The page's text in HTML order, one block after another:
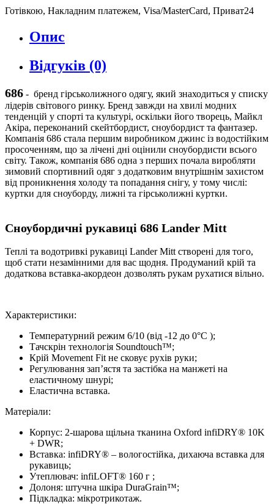
Готівкою, Накладним платежем, Visa/MasterCard, Приват24
Опис
Відгуків (0)
686 - бренд гірськолижного одягу, який знаходиться у списку
лідерів світового ринку. Бренд завжди на хвилі модних
тенденцій у спорті та культурі, оскільки його творець, Майкл
Акіра, переконаний скейтбордист, сноубордист та фантазер.
Компанія 686 стала першим виробником джинс із водостійким
просоченням, що за лічені дні оцінили сноубордисти всього
світу. Також, компанія 686 одна з перших почала виробляти
зимовий спортивний одяг з додатковим внутрішнім захистом
від проникнення холоду та попадання снігу, у тому числі:
куртки для сноуборду, лижні та гірськолижні куртки.
Сноубордичні рукавиці 686 Lander Mitt
Теплі та водотривкі рукавиці Lander Mitt створені для того,
щоб стати незамінними для вас щодня. Продуманий крій та
додаткова вставка-акордеон дозволять рукам рухатися вільно.
Характеристики:
Температурний режим 6/10 (від -12 до 0°C );
Тачскрін технологія Soundtouch™;
Крій Movement Fit не сковує рухів руки;
Регулювання зап’ястя та застібка на манжеті на
еластичному шнурі;
Еластична вставка.
Матеріали:
Корпус: 2-шарова щільна тканина Oxford infiDRY® 10K
+ DWR;
Вставка: infiDRY® – вологостійка, дихаюча вставка для
рукавиць;
Утеплювач: infiLOFT® 160 г ;
Долоня: штучна шкіра DuraGrain™;
Підкладка: мікротрикотаж.